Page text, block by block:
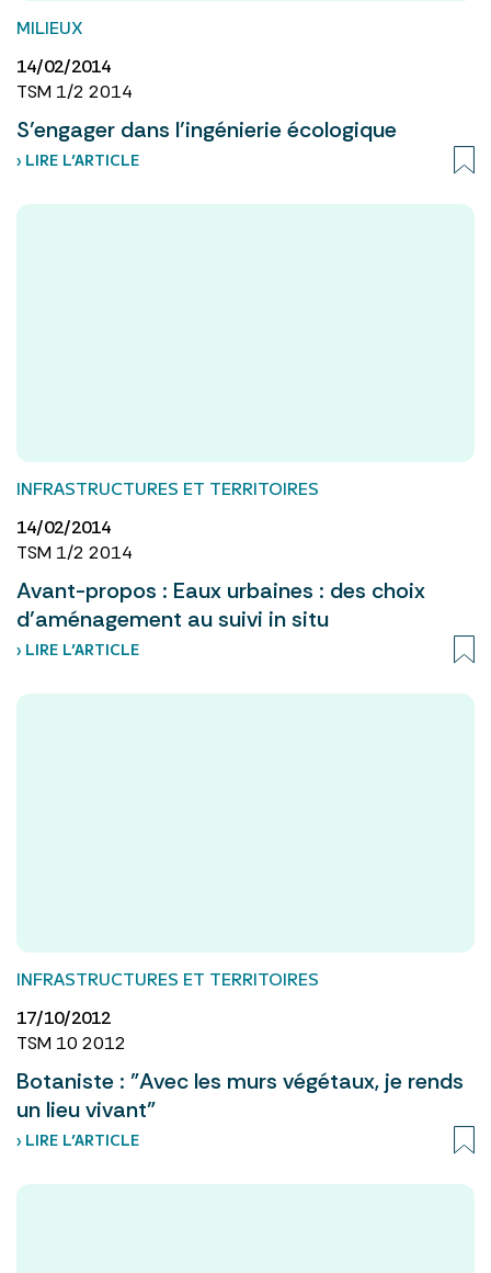
MILIEUX
14/02/2014
TSM 1/2 2014
S’engager dans l’ingénierie écologique
› LIRE L’ARTICLE
INFRASTRUCTURES ET TERRITOIRES
14/02/2014
TSM 1/2 2014
Avant-propos : Eaux urbaines : des choix
d’aménagement au suivi in situ
› LIRE L’ARTICLE
INFRASTRUCTURES ET TERRITOIRES
17/10/2012
TSM 10 2012
Botaniste : "Avec les murs végétaux, je rends
un lieu vivant"
› LIRE L’ARTICLE